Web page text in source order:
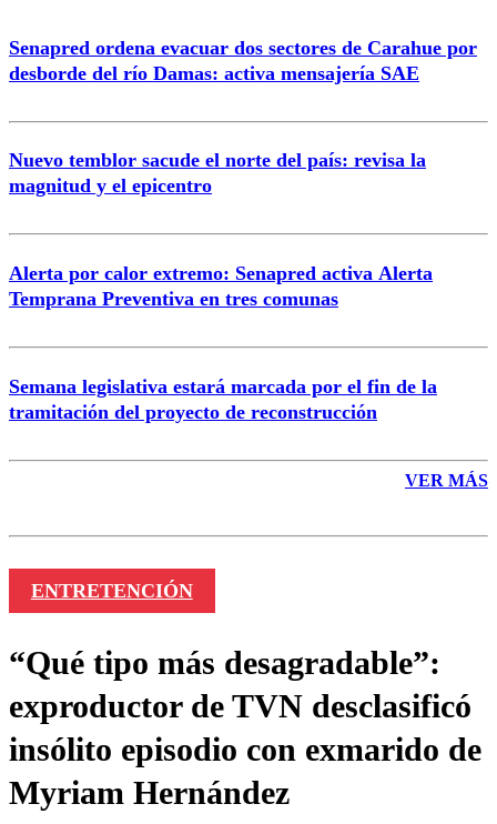
Correo
Senapred ordena evacuar dos sectores de Carahue por
desborde del río Damas: activa mensajería SAE
Nuevo temblor sacude el norte del país: revisa la
magnitud y el epicentro
Alerta por calor extremo: Senapred activa Alerta
Temprana Preventiva en tres comunas
Semana legislativa estará marcada por el fin de la
tramitación del proyecto de reconstrucción
VER MÁS
ENTRETENCIÓN
“Qué tipo más desagradable”:
exproductor de TVN desclasificó
insólito episodio con exmarido de
Myriam Hernández